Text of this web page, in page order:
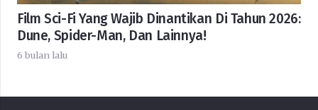
Film Sci-Fi Yang Wajib Dinantikan Di Tahun 2026:
Dune, Spider-Man, Dan Lainnya!
6 bulan lalu